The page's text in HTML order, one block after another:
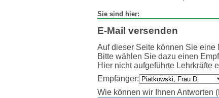
Sie sind hier:
E-Mail versenden
Auf dieser Seite können Sie eine
Bitte wählen Sie dazu einen
Hier nicht aufgeführte Lehrkräfte
Empfänger:
Wie können wir Ihnen Antworten